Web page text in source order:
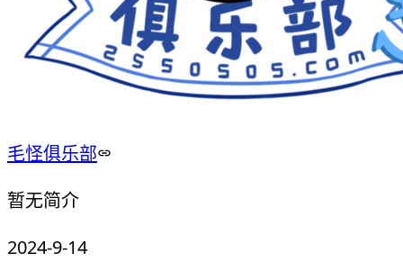
毛怪俱乐部
暂无简介
2024-9-14